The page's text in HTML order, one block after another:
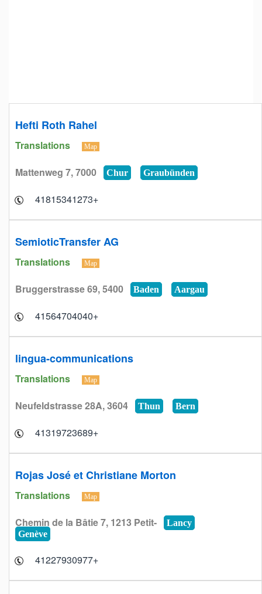
Hefti Roth Rahel
Translations Map
Mattenweg 7, 7000 Chur Graubünden
+41815341273
SemioticTransfer AG
Translations Map
Bruggerstrasse 69, 5400 Baden Aargau
+41564704040
lingua-communications
Translations Map
Neufeldstrasse 28A, 3604 Thun Bern
+41319723689
Rojas José et Christiane Morton
Translations Map
Chemin de la Bâtie 7, 1213 Petit-
Lancy
Genève
+41227930977